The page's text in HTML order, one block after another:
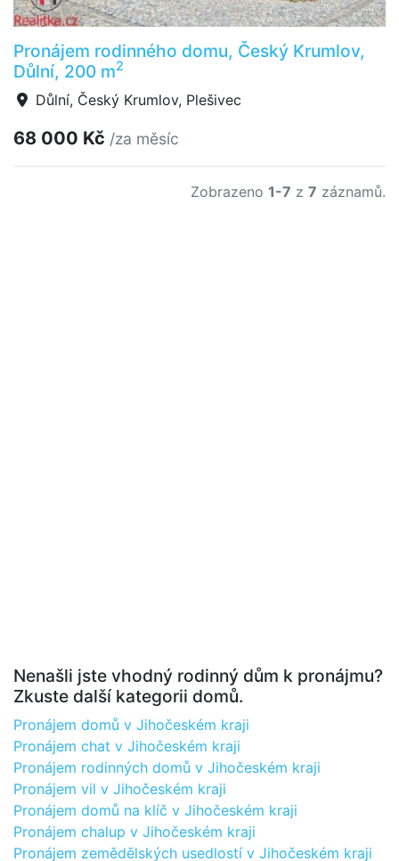
Pronájem rodinného domu, Český Krumlov,
Důlní, 200 m2
Důlní, Český Krumlov, Plešivec
68 000 Kč /za měsíc
Zobrazeno 1-7 z 7 záznamů.
Nenašli jste vhodný rodinný dům k pronájmu?
Zkuste další kategorii domů.
Pronájem domů v Jihočeském kraji
Pronájem chat v Jihočeském kraji
Pronájem rodinných domů v Jihočeském kraji
Pronájem vil v Jihočeském kraji
Pronájem domů na klíč v Jihočeském kraji
Pronájem chalup v Jihočeském kraji
Pronájem zemědělských usedlostí v Jihočeském kraji